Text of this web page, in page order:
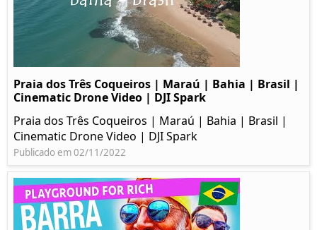
Praia dos Três Coqueiros | Maraú | Bahia | Brasil |
Cinematic Drone Video | DJI Spark
Praia dos Três Coqueiros | Maraú | Bahia | Brasil |
Cinematic Drone Video | DJI Spark
Publicado em 02/11/2022